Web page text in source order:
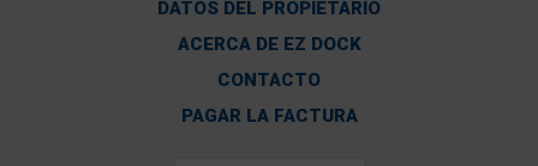
DATOS DEL PROPIETARIO
ACERCA DE EZ DOCK
CONTACTO
PAGAR LA FACTURA